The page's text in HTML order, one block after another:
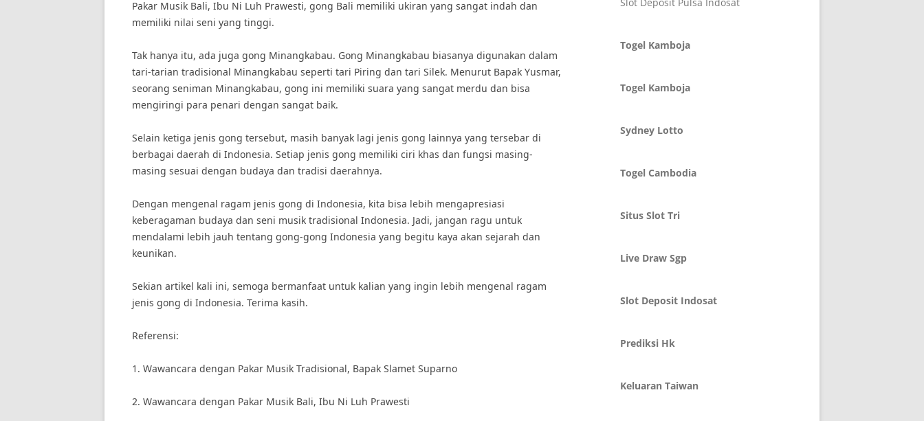
Pakar Musik Bali, Ibu Ni Luh Prawesti, gong Bali memiliki ukiran yang sangat indah dan
memiliki nilai seni yang tinggi.
Tak hanya itu, ada juga gong Minangkabau. Gong Minangkabau biasanya digunakan dalam
tari-tarian tradisional Minangkabau seperti tari Piring dan tari Silek. Menurut Bapak Yusmar,
seorang seniman Minangkabau, gong ini memiliki suara yang sangat merdu dan bisa
mengiringi para penari dengan sangat baik.
Selain ketiga jenis gong tersebut, masih banyak lagi jenis gong lainnya yang tersebar di
berbagai daerah di Indonesia. Setiap jenis gong memiliki ciri khas dan fungsi masing-
masing sesuai dengan budaya dan tradisi daerahnya.
Dengan mengenal ragam jenis gong di Indonesia, kita bisa lebih mengapresiasi
keberagaman budaya dan seni musik tradisional Indonesia. Jadi, jangan ragu untuk
mendalami lebih jauh tentang gong-gong Indonesia yang begitu kaya akan sejarah dan
keunikan.
Sekian artikel kali ini, semoga bermanfaat untuk kalian yang ingin lebih mengenal ragam
jenis gong di Indonesia. Terima kasih.
Referensi:
1. Wawancara dengan Pakar Musik Tradisional, Bapak Slamet Suparno
2. Wawancara dengan Pakar Musik Bali, Ibu Ni Luh Prawesti
Togel Kamboja
Togel Kamboja
Sydney Lotto
Togel Cambodia
Situs Slot Tri
Live Draw Sgp
Slot Deposit Indosat
Prediksi Hk
Keluaran Taiwan